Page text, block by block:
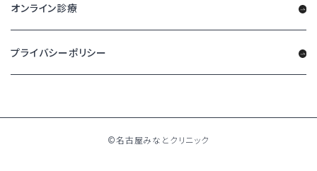
オンライン診療
プライバシーポリシー
©名古屋みなとクリニック